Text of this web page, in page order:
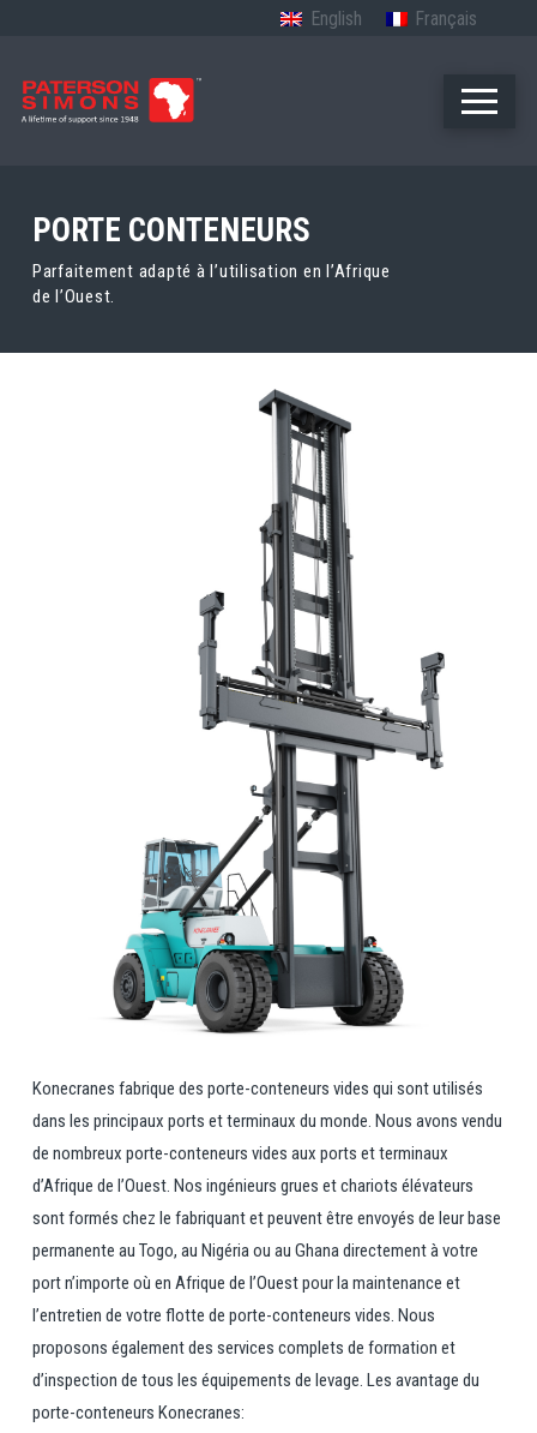
English Français
PORTE CONTENEURS
Parfaitement adapté à l’utilisation en l’Afrique
de l’Ouest.
Konecranes fabrique des porte-conteneurs vides qui sont utilisés
dans les principaux ports et terminaux du monde. Nous avons vendu
de nombreux porte-conteneurs vides aux ports et terminaux
d’Afrique de l’Ouest. Nos ingénieurs grues et chariots élévateurs
sont formés chez le fabriquant et peuvent être envoyés de leur base
permanente au Togo, au Nigéria ou au Ghana directement à votre
port n’importe où en Afrique de l’Ouest pour la maintenance et
l’entretien de votre flotte de porte-conteneurs vides. Nous
proposons également des services complets de formation et
d’inspection de tous les équipements de levage. Les avantage du
porte-conteneurs Konecranes: